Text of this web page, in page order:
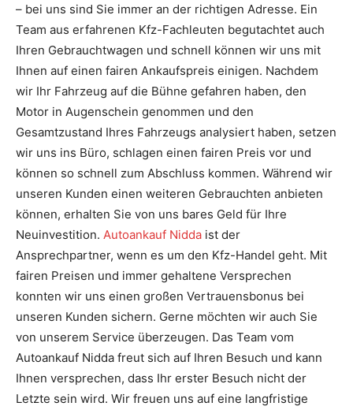
– bei uns sind Sie immer an der richtigen Adresse. Ein
Team aus erfahrenen Kfz-Fachleuten begutachtet auch
Ihren Gebrauchtwagen und schnell können wir uns mit
Ihnen auf einen fairen Ankaufspreis einigen. Nachdem
wir Ihr Fahrzeug auf die Bühne gefahren haben, den
Motor in Augenschein genommen und den
Gesamtzustand Ihres Fahrzeugs analysiert haben, setzen
wir uns ins Büro, schlagen einen fairen Preis vor und
können so schnell zum Abschluss kommen. Während wir
unseren Kunden einen weiteren Gebrauchten anbieten
können, erhalten Sie von uns bares Geld für Ihre
Neuinvestition. Autoankauf Nidda ist der
Ansprechpartner, wenn es um den Kfz-Handel geht. Mit
fairen Preisen und immer gehaltene Versprechen
konnten wir uns einen großen Vertrauensbonus bei
unseren Kunden sichern. Gerne möchten wir auch Sie
von unserem Service überzeugen. Das Team vom
Autoankauf Nidda freut sich auf Ihren Besuch und kann
Ihnen versprechen, dass Ihr erster Besuch nicht der
Letzte sein wird. Wir freuen uns auf eine langfristige